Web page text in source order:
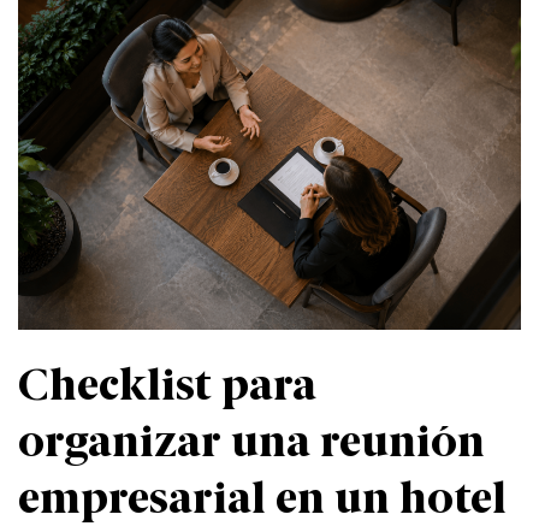
Checklist para
organizar una reunión
empresarial en un hotel